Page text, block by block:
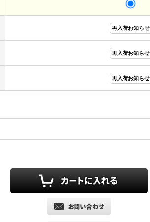
再入荷お知らせ
再入荷お知らせ
再入荷お知らせ